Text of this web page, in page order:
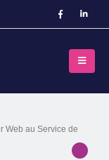
Web au Service de